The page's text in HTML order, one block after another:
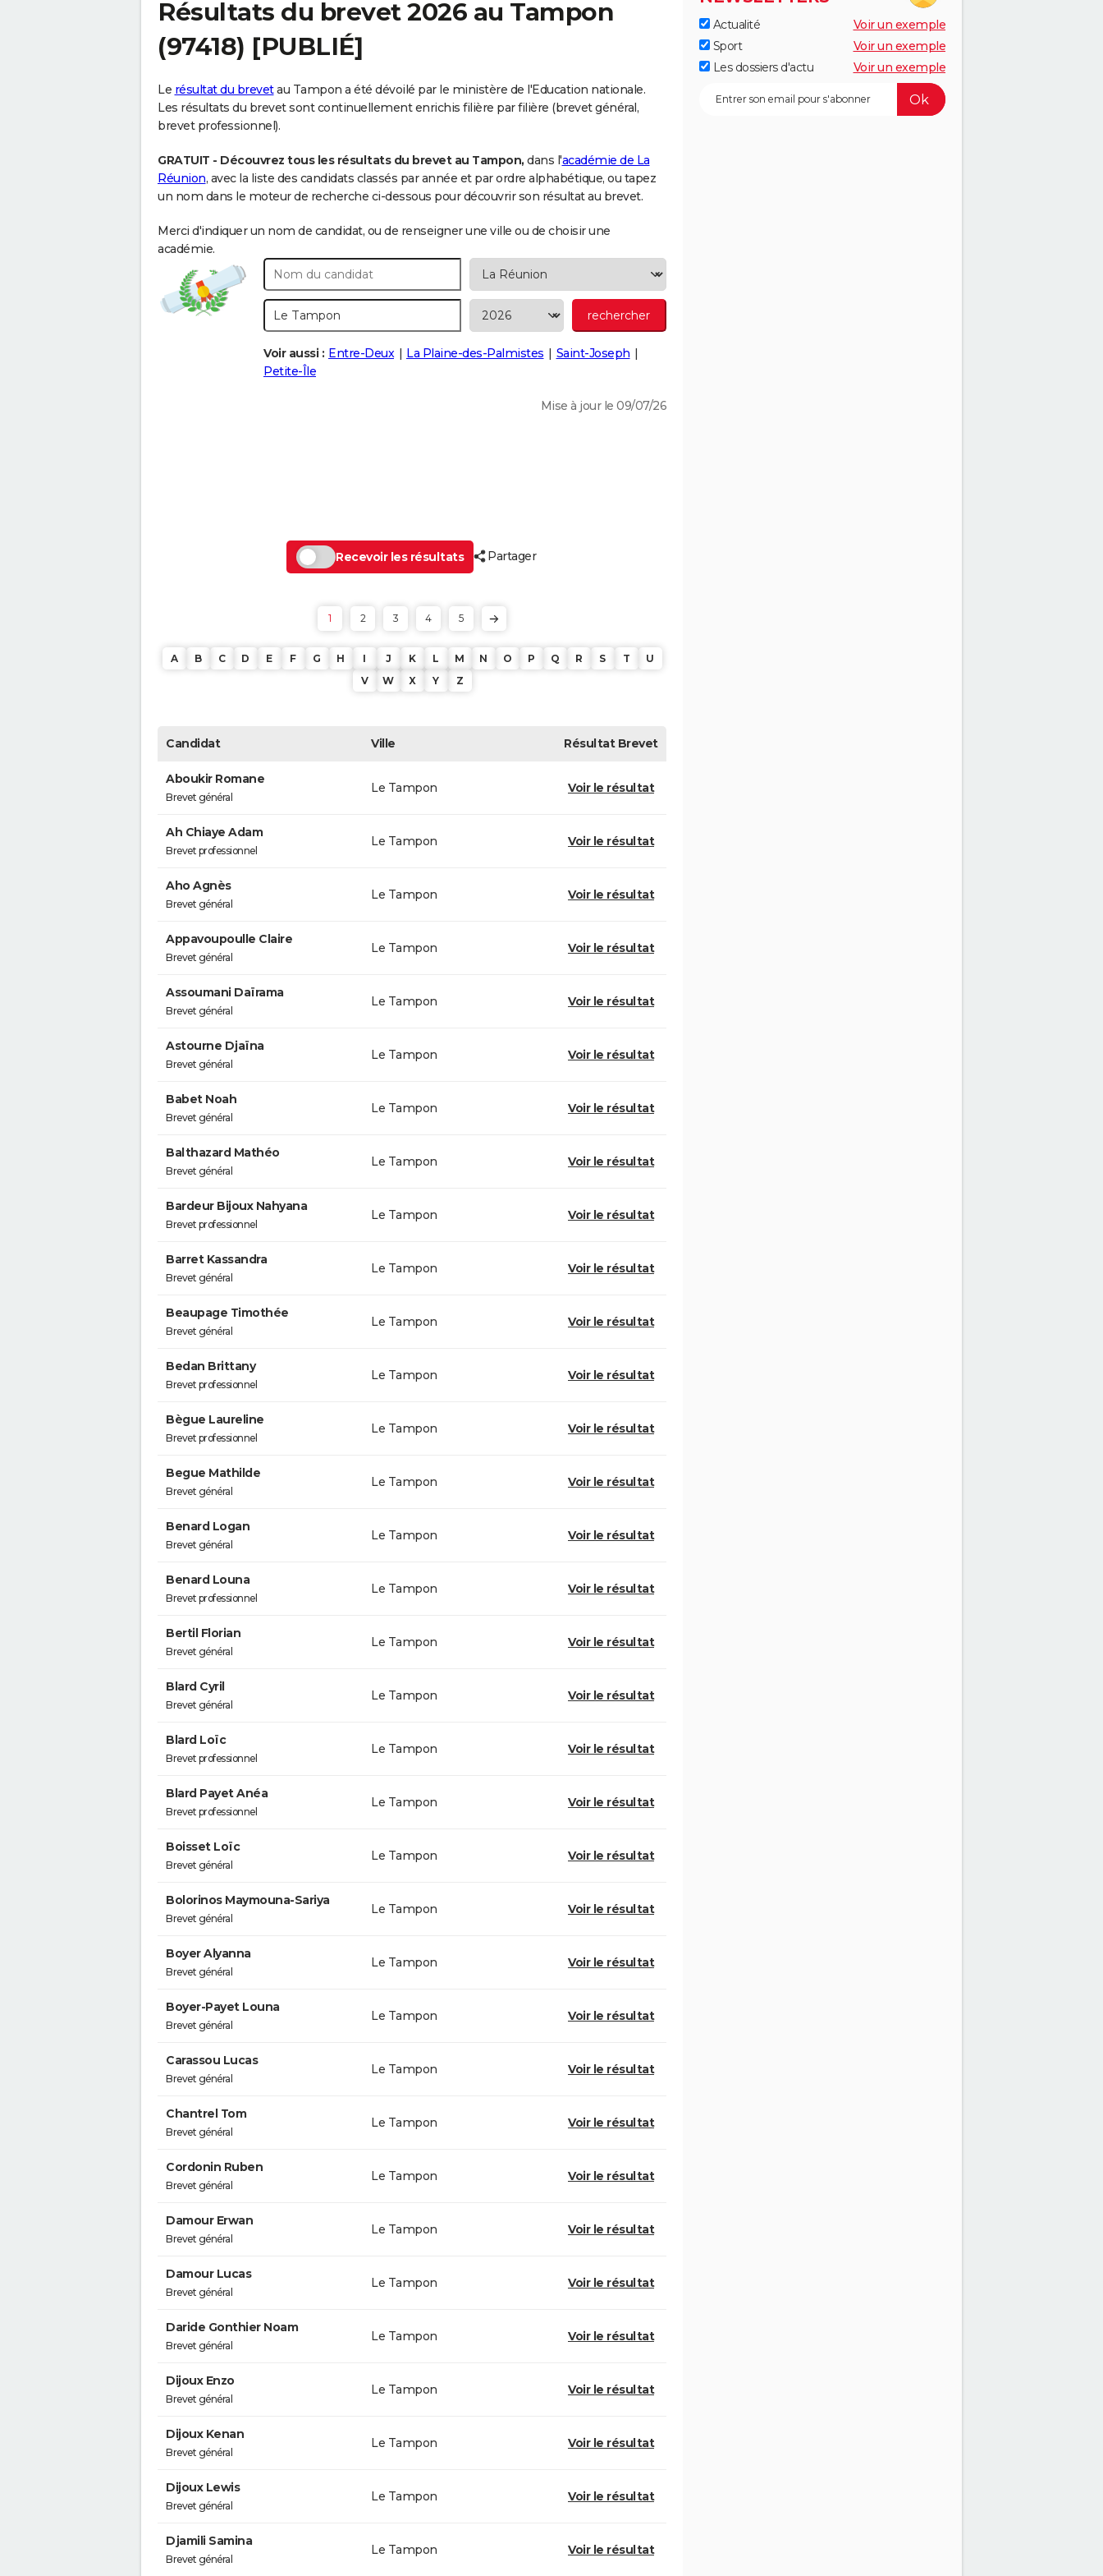
Résultats du brevet 2026 au Tampon
(97418) [PUBLIÉ]
Le résultat du brevetau Tampon a été dévoilé par le ministère de l'Education nationale.
Les résultats du brevet sont continuellement enrichis filière par filière (brevet général,
brevet professionnel).
GRATUIT - Découvrez tous les résultats du brevet au Tampon, dans l'académie de La
Réunion, avec la liste des candidats classés par année et par ordre alphabétique, ou tapez
un nom dans le moteur de recherche ci-dessous pour découvrir son résultat au brevet.
Merci d'indiquer un nom de candidat, ou de renseigner une ville ou de choisir une
académie.
Voir aussi : Entre-Deux La Plaine-des-Palmistes
Saint-Joseph
Petite-Île
Mise à jour le 09/07/26
Recevoir les résultats Partager
1 2 3 4 5
A B C D E F G H I J K L M N O P Q R S T
U
V
W X Y Z
Candidat Ville RésultatBrevet
Aboukir Romane
Brevet général
Le Tampon Voir le résultat
Ah Chiaye Adam
Brevet professionnel
Le Tampon Voir le résultat
Aho Agnès
Brevet général
Le Tampon Voir le résultat
Appavoupoulle Claire
Brevet général
Le Tampon Voir le résultat
Assoumani Daïrama
Brevet général
Le Tampon Voir le résultat
Astourne Djaïna
Brevet général
Le Tampon Voir le résultat
Babet Noah
Brevet général
Le Tampon Voir le résultat
Balthazard Mathéo
Brevet général
Le Tampon Voir le résultat
Bardeur Bijoux Nahyana
Brevet professionnel
Le Tampon Voir le résultat
Barret Kassandra
Brevet général
Le Tampon Voir le résultat
Beaupage Timothée
Brevet général
Le Tampon Voir le résultat
Bedan Brittany
Brevet professionnel
Le Tampon Voir le résultat
Bègue Laureline
Brevet professionnel
Le Tampon Voir le résultat
Begue Mathilde
Brevet général
Le Tampon Voir le résultat
Benard Logan
Brevet général
Le Tampon Voir le résultat
Benard Louna
Brevet professionnel
Le Tampon Voir le résultat
Bertil Florian
Brevet général
Le Tampon Voir le résultat
Blard Cyril
Brevet général
Le Tampon Voir le résultat
Blard Loïc
Brevet professionnel
Le Tampon Voir le résultat
Blard Payet Anéa
Brevet professionnel
Le Tampon Voir le résultat
Boisset Loïc
Brevet général
Le Tampon Voir le résultat
Bolorinos Maymouna-Sariya
Brevet général
Le Tampon Voir le résultat
Boyer Alyanna
Brevet général
Le Tampon Voir le résultat
Boyer-Payet Louna
Brevet général
Le Tampon Voir le résultat
Carassou Lucas
Brevet général
Le Tampon Voir le résultat
Chantrel Tom
Brevet général
Le Tampon Voir le résultat
Cordonin Ruben
Brevet général
Le Tampon Voir le résultat
Damour Erwan
Brevet général
Le Tampon Voir le résultat
Damour Lucas
Brevet général
Le Tampon Voir le résultat
Daride Gonthier Noam
Brevet général
Le Tampon Voir le résultat
Dijoux Enzo
Brevet général
Le Tampon Voir le résultat
Dijoux Kenan
Brevet général
Le Tampon Voir le résultat
Dijoux Lewis
Brevet général
Le Tampon Voir le résultat
Djamili Samina
Brevet général
Le Tampon Voir le résultat
Actualité
Voir un exemple
Sport
Voir un exemple
Les dossiers d'actu
Voir un exemple